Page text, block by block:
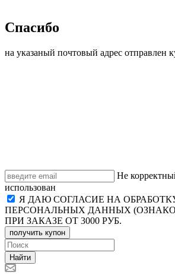
Спасибо
на указаный почтовый адрес отправлен
Не
использован
Я ДАЮ СОГЛАСИЕ НА
ПЕРСОНАЛЬНЫХ ДАННЫХ
ПРИ ЗАКАЗЕ ОТ 3000 РУБ.
получить купон
Найти